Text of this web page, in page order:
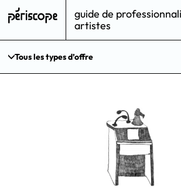
guide de
artistes
Tous les types d’offre